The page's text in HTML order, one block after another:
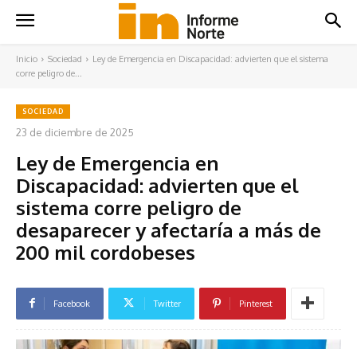
Inicio Sociedad
Ley de Emergencia en Discapacidad: advierten que el sistema
corre peligro de...
SOCIEDAD
23 de diciembre de 2025
Ley de Emergencia en
Discapacidad: advierten que el
sistema corre peligro de
desaparecer y afectaría a más de
200 mil cordobeses
Facebook Twitter Pinterest